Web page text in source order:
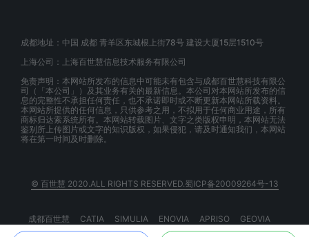
成都地址：中国 成都 青羊区东城根上街78号 建设大厦15层1510号
上海公司：上海百世慧信息技术服务有限公司
免责声明：本网站所发布的信息中可能未有包含与成都百世慧科技有限公
司（「本公司」）及其业务有关的最新信息。本公司对本网站所发布的信
息的完整性不承担任何责任，也不承诺即时或不断更新本网站所载资料。
本网站所提供的任何信息，只供参考之用，不拟用于任何商业用途，所有
商标归达索系统所有。本网站转载图片、文字之类版权申明，本网站无法
鉴别所上传图片或文字的知识版权，如果侵犯，请及时通知我们，本网站
将在第一时间及时删除。
© 百世慧 2020.ALL RIGHTS RESERVED.蜀ICP备20009264号-13
成都百世慧 CATIA SIMULIA ENOVIA APRISO
GEOVIA